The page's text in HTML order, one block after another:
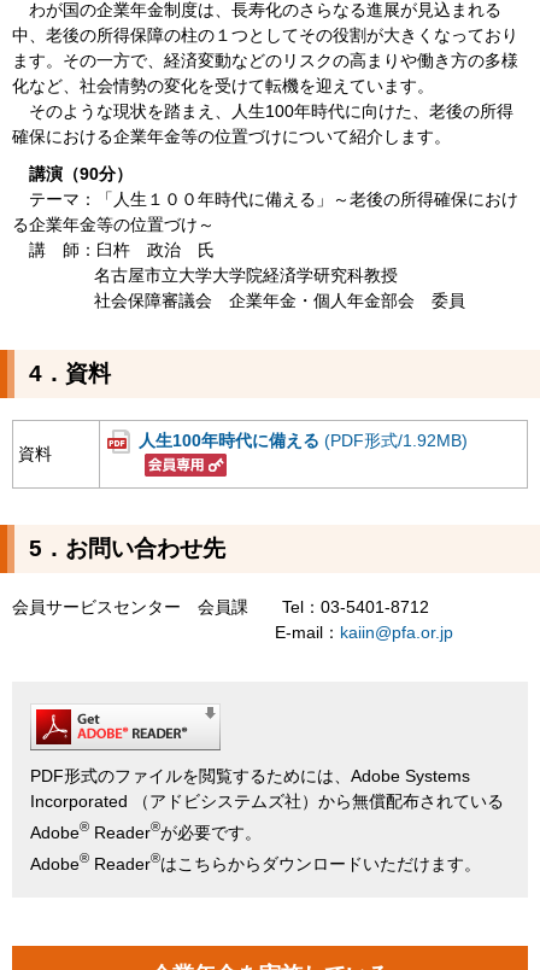
わが国の企業年金制度は、長寿化のさらなる進展が見込まれる
中、老後の所得保障の柱の１つとしてその役割が大きくなっており
ます。その一方で、経済変動などのリスクの高まりや働き方の多様
化など、社会情勢の変化を受けて転機を迎えています。
そのような現状を踏まえ、人生100年時代に向けた、老後の所得
確保における企業年金等の位置づけについて紹介します。
講演（90分）
テーマ：「人生１００年時代に備える」～老後の所得確保におけ
る企業年金等の位置づけ～
講 師：臼杵 政治 氏
名古屋市立大学大学院経済学研究科教授
社会保障審議会 企業年金・個人年金部会 委員
4．資料
資料
人生100年時代に備える (PDF形式/1.92MB)
5．お問い合わせ先
会員サービスセンター 会員課 Tel：03-5401-8712
E-mail： kaiin@pfa.or.jp
PDF形式のファイルを閲覧するためには、Adobe Systems
Incorporated （アドビシステムズ社）から無償配布されている
Adobe® Reader®が必要です。
Adobe® Reader®はこちらからダウンロードいただけます。